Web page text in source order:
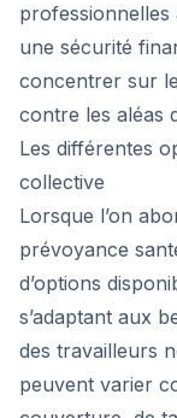
professionnelles
une sécurité
concentrer sur
contre les aléas
Les différentes
collective
Lorsque l’on
prévoyance
d’options
s’adaptant aux
des travailleurs
peuvent varier